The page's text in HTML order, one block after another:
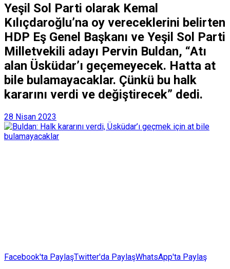
Yeşil Sol Parti olarak Kemal
Kılıçdaroğlu’na oy vereceklerini belirten
HDP Eş Genel Başkanı ve Yeşil Sol Parti
Milletvekili adayı Pervin Buldan, “Atı
alan Üsküdar’ı geçemeyecek. Hatta at
bile bulamayacaklar. Çünkü bu halk
kararını verdi ve değiştirecek” dedi.
28 Nisan 2023
Facebook'ta PaylaşTwitter'da PaylaşWhatsApp'ta Paylaş